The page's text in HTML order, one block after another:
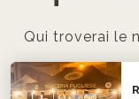
Qui troverai le